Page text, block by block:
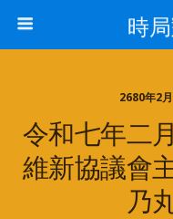
時
2680年2
令和七年二
維新協議會
乃